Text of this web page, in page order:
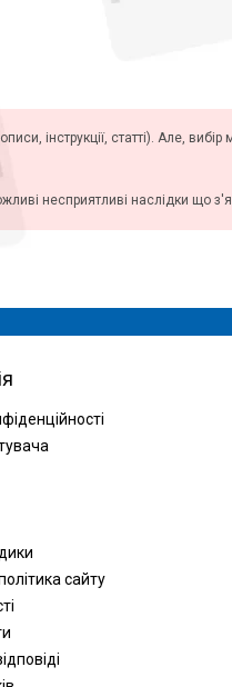
інструкції, статті). Але,
несприятливі наслідки що
сайту